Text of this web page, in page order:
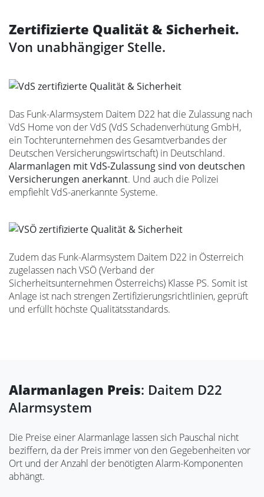
Zertifizierte Qualität & Sicherheit.
Von unabhängiger Stelle.
Das Funk-Alarmsystem Daitem D22 hat die Zulassung nach
VdS Home von der VdS (VdS Schadenverhütung GmbH,
ein Tochterunternehmen des Gesamtverbandes der
Deutschen Versicherungswirtschaft) in Deutschland.
Alarmanlagen mit VdS-Zulassung sind von deutschen
Versicherungen anerkannt. Und auch die Polizei
empfiehlt VdS-anerkannte Systeme.
Zudem das Funk-Alarmsystem Daitem D22 in Österreich
zugelassen nach VSÖ (Verband der
Sicherheitsunternehmen Österreichs) Klasse PS. Somit ist
Anlage ist nach strengen Zertifizierungsrichtlinien, geprüft
und erfüllt höchste Qualitätsstandards.
Alarmanlagen Preis: Daitem D22
Alarmsystem
Die Preise einer Alarmanlage lassen sich Pauschal nicht
beziffern, da der Preis immer von den Gegebenheiten vor
Ort und der Anzahl der benötigten Alarm-Komponenten
abhängt.